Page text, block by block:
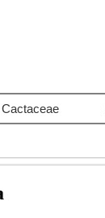
Cactaceae